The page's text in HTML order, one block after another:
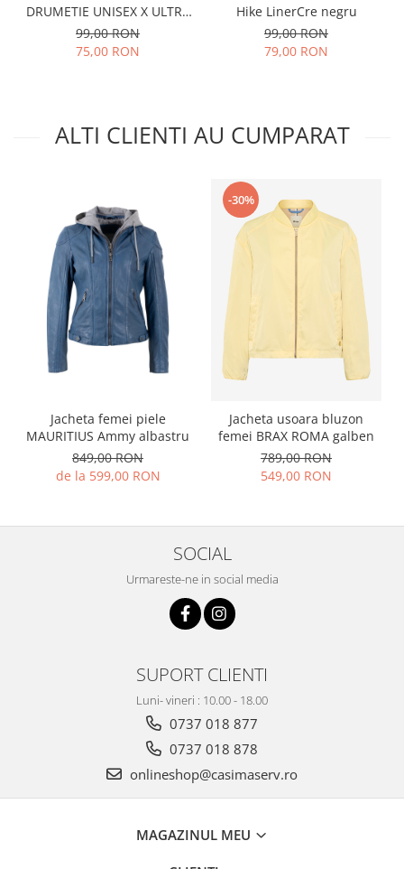
DRUMETIE UNISEX X ULTRA
MID DX+SX MARO
99,00 RON
75,00 RON
Hike LinerCre negru
99,00 RON
79,00 RON
ALTI CLIENTI AU CUMPARAT
Jacheta femei piele
MAURITIUS Ammy albastru
849,00 RON
de la 599,00 RON
-30%
Jacheta usoara bluzon
femei BRAX ROMA galben
789,00 RON
549,00 RON
SOCIAL
Urmareste-ne in social media
SUPORT CLIENTI
Luni- vineri : 10.00 - 18.00
0737 018 877
0737 018 878
onlineshop@casimaserv.ro
MAGAZINUL MEU